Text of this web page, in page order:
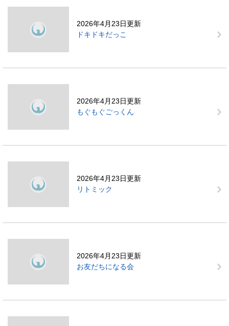
2026年4月23日更新
ドキドキだっこ
2026年4月23日更新
もぐもぐごっくん
2026年4月23日更新
リトミック
2026年4月23日更新
お友だちになる会